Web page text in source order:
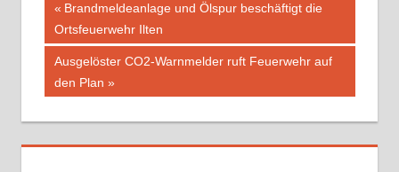
Beitragsnavigation
Vorheriger
Beitrag:
Brandmeldeanlage und Ölspur beschäftigt die
Ortsfeuerwehr Ilten
Nächster
Beitrag:
Ausgelöster CO2-Warnmelder ruft Feuerwehr auf
den Plan